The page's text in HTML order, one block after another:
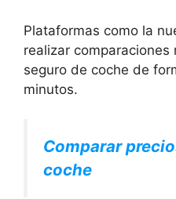
Plataformas como la
realizar
seguro de coche de
minutos.
Comparar
coche